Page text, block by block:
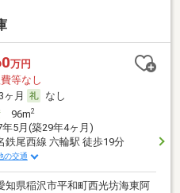
万円
等なし
3ヶ月
なし
96m2
年5月(築29年4ヶ月)
鉄尾西線 六輪駅 徒歩19分
の交通
知県稲沢市平和町西光坊海東阿